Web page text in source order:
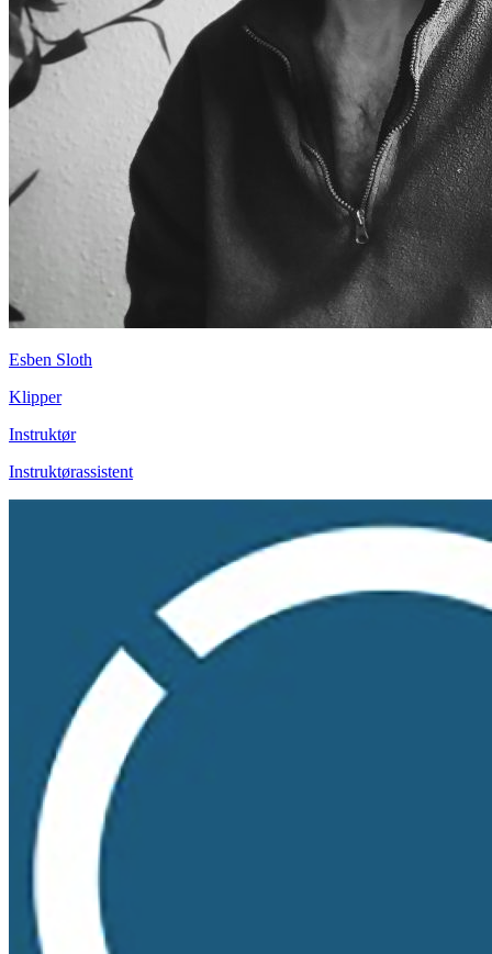
Esben Sloth
Klipper
Instruktør
Instruktørassistent